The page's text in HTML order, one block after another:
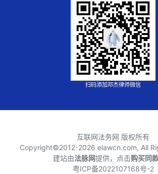
扫码添加邓杰律师微信
互联网法务网 版权所有
Copyright©2012-2026 elawcn.com, All
建站由法脉网提供，点击购买同
粤ICP备2022107168号-2